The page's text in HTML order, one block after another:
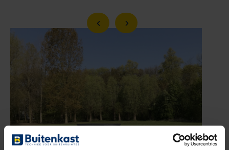
Vorige slideVolgende slide